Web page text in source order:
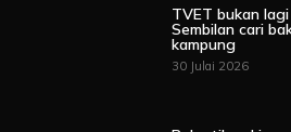
TVET bukan
Sembilan cari
kampung
30 Julai 2026